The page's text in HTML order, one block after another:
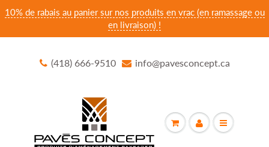
10% de rabais au panier sur nos produits en vrac (en ramassage ou
en livraison) !
(418) 666-9510 info@pavesconcept.ca